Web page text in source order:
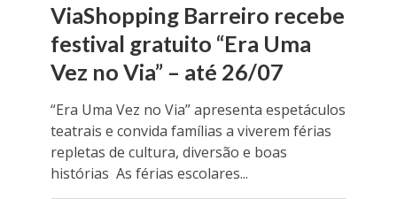
ViaShopping Barreiro recebe
festival gratuito “Era Uma
Vez no Via” – até 26/07
“Era Uma Vez no Via” apresenta espetáculos
teatrais e convida famílias a viverem férias
repletas de cultura, diversão e boas
histórias As férias escolares...